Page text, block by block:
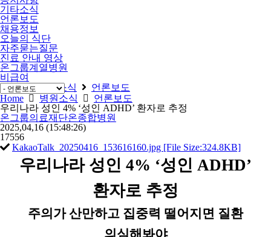
기타소식
언론보도
채용정보
오늘의 식단
자주묻는질문
진료 안내 영상
온그룹계열병원
비급여
Home
병원소식
언론보도
Home
병원소식
언론보도
우리나라 성인 4% ‘성인 ADHD’ 환자로 추정
온그룹의료재단온종합병원
2025,04,16 (15:48:26)
17556
KakaoTalk_20250416_153616160.jpg [File Size:324.8KB]
우리나라 성인 4% ‘성인 ADHD’
환자로 추정
주의가 산만하고 집중력 떨어지면 질환
의심해봐야